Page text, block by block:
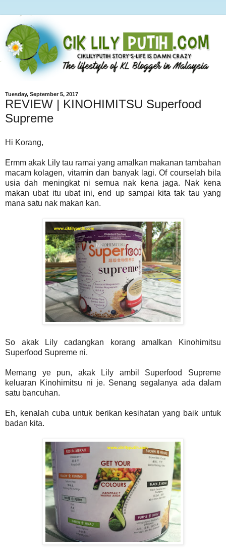
Tuesday, September 5, 2017
REVIEW | KINOHIMITSU Superfood
Supreme
Hi Korang,
Ermm akak Lily tau ramai yang amalkan makanan tambahan
macam kolagen, vitamin dan banyak lagi. Of courselah bila
usia dah meningkat ni semua nak kena jaga. Nak kena
makan ubat itu ubat ini, end up sampai kita tak tau yang
mana satu nak makan kan.
So akak Lily cadangkan korang amalkan Kinohimitsu
Superfood Supreme ni.
Memang ye pun, akak Lily ambil Superfood Supreme
keluaran Kinohimitsu ni je. Senang segalanya ada dalam
satu bancuhan.
Eh, kenalah cuba untuk berikan kesihatan yang baik untuk
badan kita.